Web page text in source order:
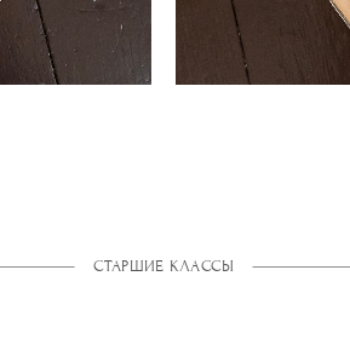
СТАРШИЕ КЛАССЫ